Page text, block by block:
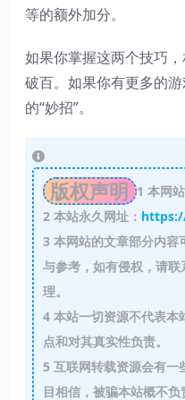
等的额外加分。
如果你掌握这两个技巧
破百。如果你有更多的
的“妙招”。
版权声明 1 本网
2本站永久网址：
3本网站的文章部分内容
与参考，如有侵权，请联
理。
4本站一切资源不代表本
点和对其真实性负责。
5互联网转载资源会有一
目相信，被骗本站概不负